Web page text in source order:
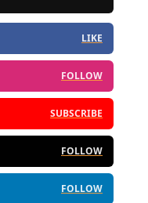
LIKE
FOLLOW
SUBSCRIBE
FOLLOW
FOLLOW